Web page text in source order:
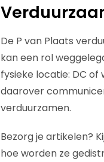
De P van Plaats
kan een rol
fysieke locatie: DC
daarover
verduurzamen.
Bezorg je artikelen?
hoe worden ze